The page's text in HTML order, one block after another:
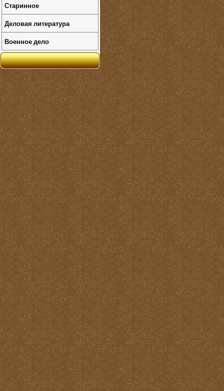
Старинное
Деловая литература
Военное дело